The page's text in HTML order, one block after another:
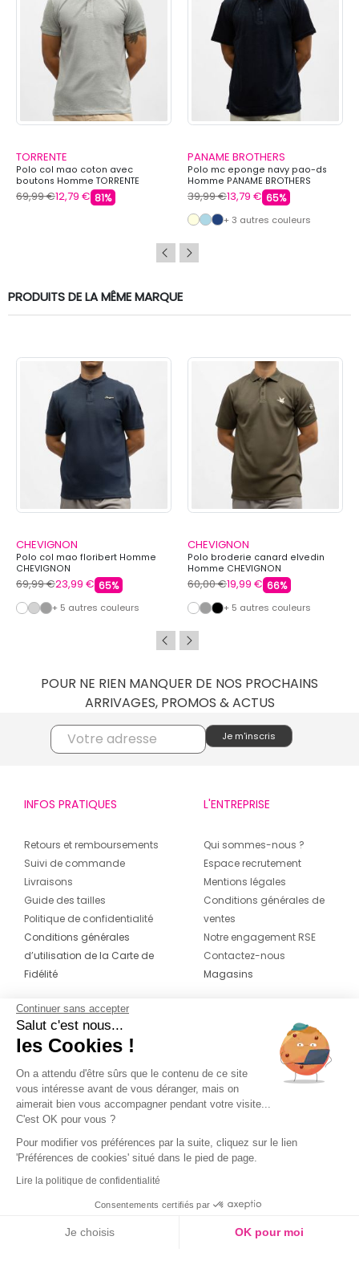
TORRENTE
Polo col mao coton avec
boutons Homme TORRENTE
69,99 €12,79 € 81%
PANAME BROTHERS
Polo mc eponge navy pao-ds
Homme PANAME BROTHERS
39,99 €13,79 € 65%
+ 3 autres couleurs
PRODUITS DE LA MÊME MARQUE
CHEVIGNON
Polo col mao floribert Homme
CHEVIGNON
69,99 €23,99 € 65%
+ 5 autres couleurs
CHEVIGNON
Polo broderie canard elvedin
Homme CHEVIGNON
60,00 €19,99 € 66%
+ 5 autres couleurs
POUR NE RIEN MANQUER DE NOS PROCHAINS
ARRIVAGES, PROMOS & ACTUS
INFOS PRATIQUES
Retours et remboursements
Suivi de commande
Livraisons
Guide des tailles
Politique de confidentialité
Conditions générales
d’utilisation de la Carte de
Fidélité
L'ENTREPRISE
Qui sommes-nous ?
Espace recrutement
Mentions légales
Conditions générales de
ventes
Notre engagement RSE
Contactez-nous
Magasins
CONTACT
04 42 20 78 42
Du lundi au jeudi de 8h30 à 16h30 & le
vendredi de 8h30 à 15h30
Continuer sans accepter
Salut c'est nous...
les Cookies !
On a attendu d'être sûrs que le contenu de ce site
vous intéresse avant de vous déranger, mais on
aimerait bien vous accompagner pendant votre visite...
C'est OK pour vous ?
Pour modifier vos préférences par la suite, cliquez sur le lien
'Préférences de cookies' situé dans le pied de page.
Lire la politique de confidentialité
Consentements certifiés par
Je choisis OK pour moi